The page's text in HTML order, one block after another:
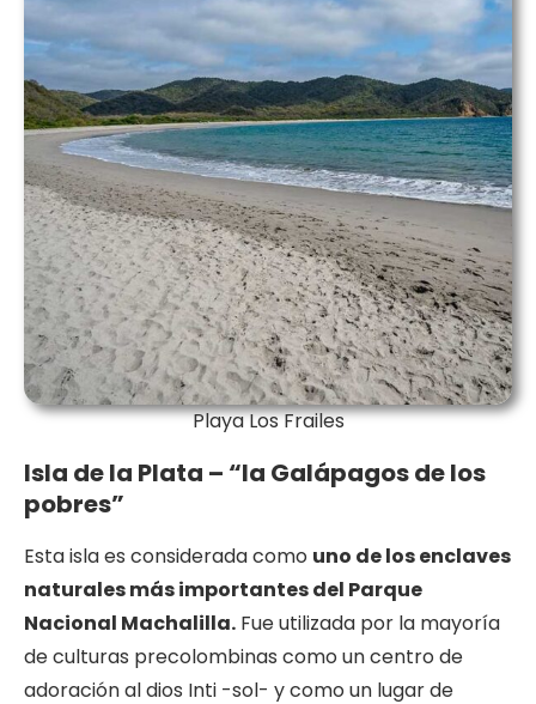
Playa Los Frailes
Isla de la Plata – “la Galápagos de los
pobres”
Esta isla es considerada como uno de los enclaves
naturales más importantes del Parque
Nacional Machalilla. Fue utilizada por la mayoría
de culturas precolombinas como un centro de
adoración al dios Inti -sol- y como un lugar de